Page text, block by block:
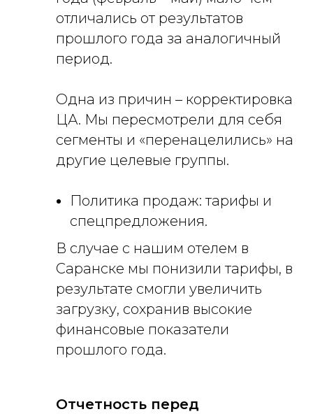
отличались от результатов
прошлого года за аналогичный
период.
Одна из причин – корректировка
ЦА. Мы пересмотрели для себя
сегменты и «перенацелились» на
другие целевые группы.
Политика продаж: тарифы и
спецпредложения.
В случае с нашим отелем в
Саранске мы понизили тарифы, в
результате смогли увеличить
загрузку, сохранив высокие
финансовые показатели
прошлого года.
Отчетность перед